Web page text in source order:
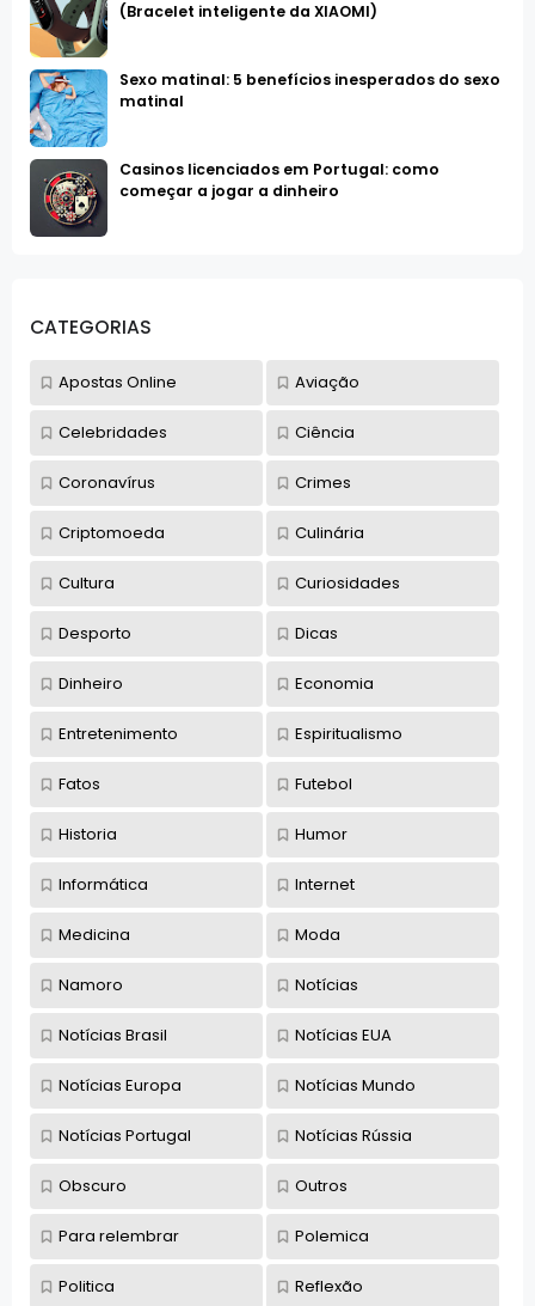
(Bracelet inteligente da XIAOMI)
Sexo matinal: 5 benefícios inesperados do sexo
matinal
Casinos licenciados em Portugal: como
começar a jogar a dinheiro
CATEGORIAS
Apostas Online Aviação
Celebridades Ciência
Coronavírus Crimes
Criptomoeda Culinária
Cultura Curiosidades
Desporto Dicas
Dinheiro Economia
Entretenimento Espiritualismo
Fatos Futebol
Historia Humor
Informática Internet
Medicina Moda
Namoro Notícias
Notícias Brasil Notícias EUA
Notícias Europa Notícias Mundo
Notícias Portugal Notícias Rússia
Obscuro Outros
Para relembrar Polemica
Politica Reflexão